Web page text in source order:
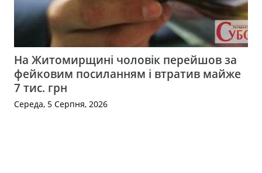
На Житомирщині чоловік перейшов за
фейковим посиланням і втратив майже
7 тис. грн
Середа, 5 Серпня, 2026